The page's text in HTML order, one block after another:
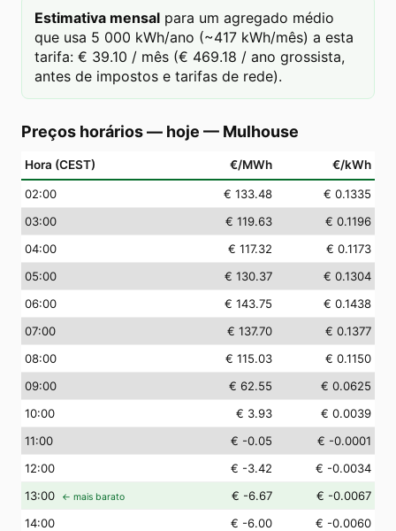
Estimativa mensal para um agregado médio
que usa 5 000 kWh/ano (~417 kWh/mês) a esta
tarifa: € 39.10 / mês (€ 469.18 / ano grossista,
antes de impostos e tarifas de rede).
Preços horários — hoje — Mulhouse
Hora (CEST) €/MWh €/kWh
02:00 € 133.48
€ 0.1335
03:00 € 119.63
€ 0.1196
04:00 € 117.32
€ 0.1173
05:00 € 130.37
€ 0.1304
06:00 € 143.75
€ 0.1438
07:00 € 137.70
€ 0.1377
08:00 € 115.03
€ 0.1150
09:00 € 62.55
€ 0.0625
10:00 € 3.93
€ 0.0039
11:00 € -0.05
€ -0.0001
12:00 € -3.42
€ -0.0034
13:00 ← mais barato € -6.67
€ -0.0067
14:00 € -6.00
€ -0.0060